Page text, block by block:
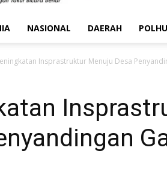
NASIONAL DAERAH
Insprastruktur Menuju Desa